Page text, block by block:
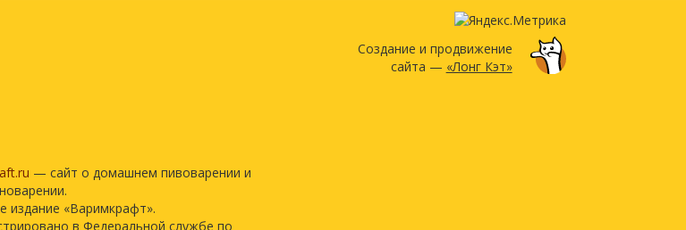
— сайт о домашнем пивоварении и
издание «Варимкрафт».
в Федеральной службе по
Создание и продвижение
сайта — «Лонг Кэт»